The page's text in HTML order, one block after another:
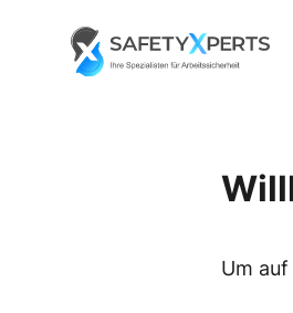
Go to landing page.
Um